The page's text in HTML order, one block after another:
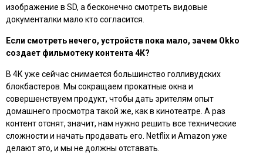
изображение в SD, а бесконечно смотреть видовые
документалки мало кто согласится.
Если смотреть нечего, устройств пока мало, зачем Okko
создает фильмотеку контента 4К?
В 4К уже сейчас снимается большинство голливудских
блокбастеров. Мы сокращаем прокатные окна и
совершенствуем продукт, чтобы дать зрителям опыт
домашнего просмотра такой же, как в кинотеатре. А раз
контент отснят, значит, нам нужно решить все технические
сложности и начать продавать его. Netflix и Amazon уже
делают это, и мы не должны отставать.